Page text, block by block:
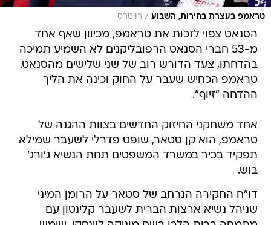
טראמפ בעצרת בחירות, השבוע / רויטרס
הסנאט צפוי לזכות את טראמפ, מכיוון שאף אחד
מ-53 חברי הסנאט הרפובליקנים לא השמיע תמיכה
בהדחתו, צעד הדורש רוב של שני שלישים מהסנאט.
טראמפ הכחיש שעבר על החוק וכינה את הליך
ההדחה "זיוף".
אחד משחקני החיזוק החדשים בצוות ההגנה של
טראמפ, הוא קן סטאר, שופט פדרלי לשעבר שמילא
תפקיד בכיר במשרד המשפטים תחת הנשיא ג'ורג'
בוש.
דו"ח החקירה הנרחב של סטאר על הרומן המיני
שניהל נשיא ארצות הברית לשעבר קלינטון עם